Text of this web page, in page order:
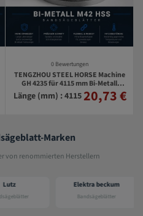
0 Bewertungen
TENGZHOU STEEL HORSE Machine
GH 4235 für 4115 mm Bi-Metall
Bandsägeblätter
Länge (mm) : 4115 20,73 €
Marken
von renommierten Herstellern
Lutz Elektra beckum
Bandsägeblätter